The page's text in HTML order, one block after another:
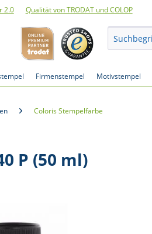
2.0 Qualität von TRODAT und COLOP
Firmenstempel Motivstempel
Coloris Stempelfarbe
P (50 ml)